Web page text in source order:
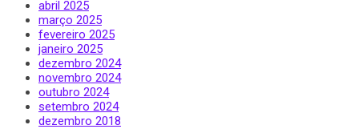
abril 2025
março 2025
fevereiro 2025
janeiro 2025
dezembro 2024
novembro 2024
outubro 2024
setembro 2024
dezembro 2018